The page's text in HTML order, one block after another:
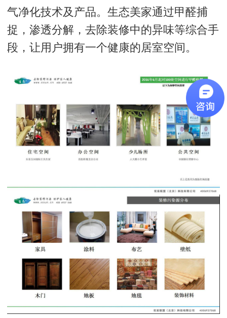
气净化技术及产品。生态美家通过甲醛捕
捉，渗透分解，去除装修中的异味等综合手
段，让用户拥有一个健康的居室空间。